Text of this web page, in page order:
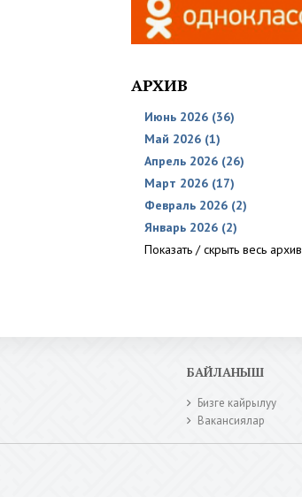
АРХИВ
Июнь 2026 (36)
Май 2026 (1)
Апрель 2026 (26)
Март 2026 (17)
Февраль 2026 (2)
Январь 2026 (2)
Показать / скрыть весь архив
БАЙЛАНЫШ
Бизге кайрылуу
Вакансиялар